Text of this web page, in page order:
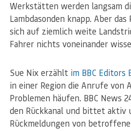
Werkstätten werden langsam
Lambdasonden knapp. Aber
sich auf ziemlich weite
Fahrer nichts voneinander
Sue Nix erzählt im BBC Editors
in einer Region die Anrufe von
Problemen häufen. BBC News
den Rückkanal und bittet aktiv
Rückmeldungen von